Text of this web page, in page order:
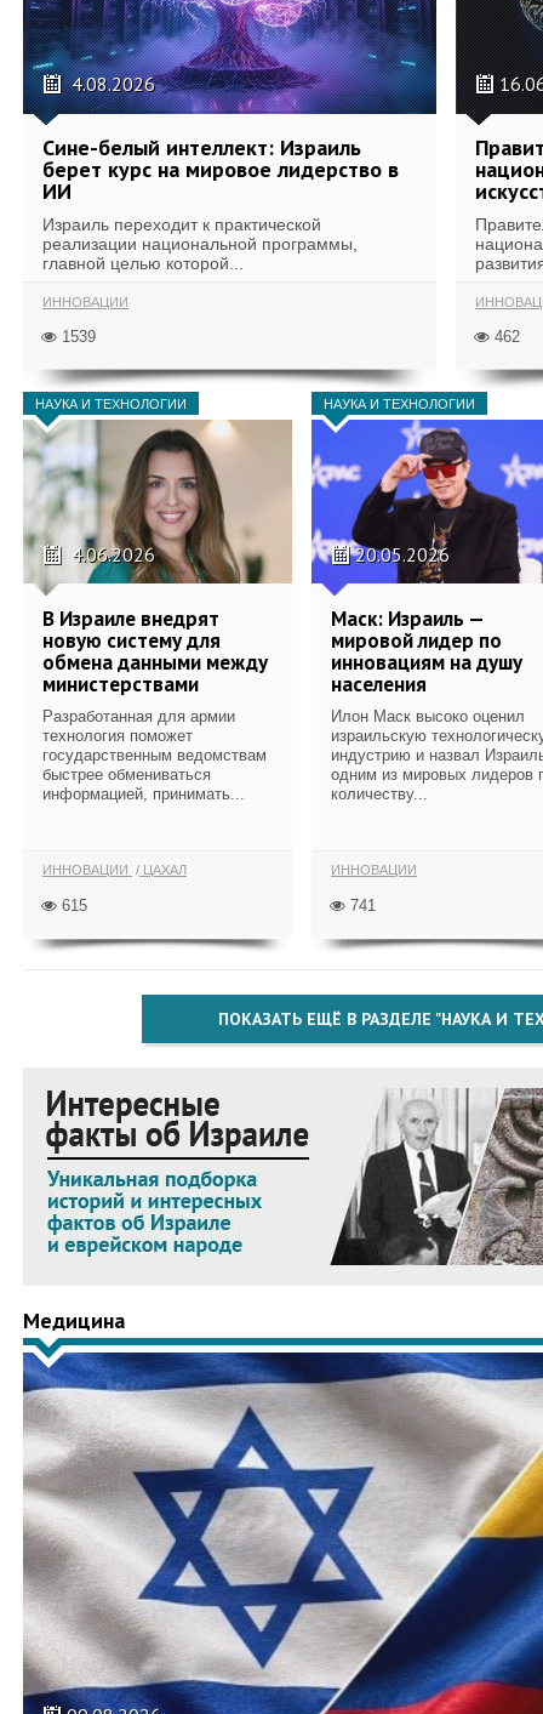
4.08.2026
Сине-белый интеллект: Израиль
берет курс на мировое лидерство в
ИИ
Израиль переходит к практической
реализации национальной программы,
главной целью которой...
ИННОВАЦИИ
1539 462
НАУКА И ТЕХНОЛОГИИ
4.06.2026
В Израиле внедрят
новую систему для
обмена данными между
министерствами
Разработанная для армии
технология поможет
государственным ведомствам
быстрее обмениваться
информацией, принимать...
ИННОВАЦИИ ЦАХАЛ
615
НАУКА И ТЕХНОЛОГИИ
20.05.2026
Маск: Израиль —
мировой лидер по
инновациям на душу
населения
Илон Маск высоко оценил
израильскую
индустрию и назвал
одним из мировых лидеров
количеству...
ИННОВАЦИИ
741
ПОКАЗАТЬ ЕЩЁ В РАЗДЕЛЕ "НАУКА И
Медицина